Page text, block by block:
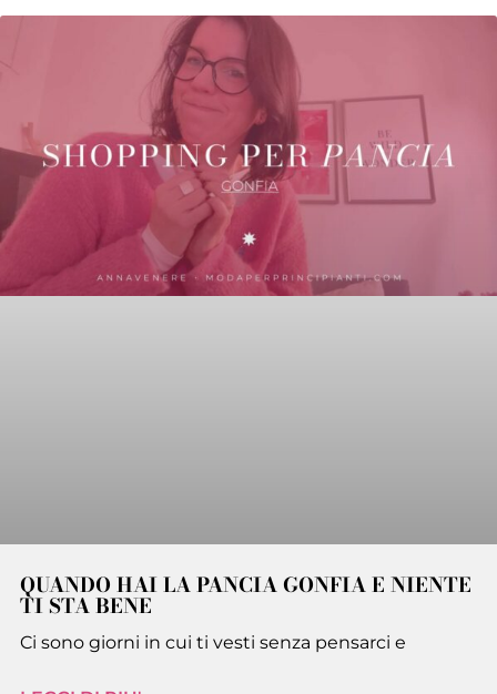
QUANDO HAI LA PANCIA GONFIA E NIENTE
TI STA BENE
Ci sono giorni in cui ti vesti senza pensarci e